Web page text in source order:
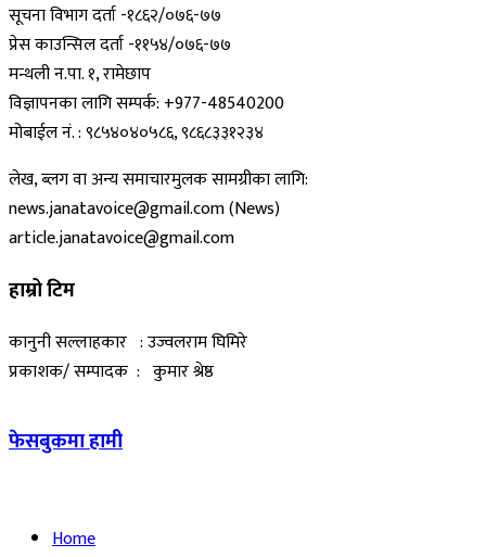
सूचना विभाग दर्ता -१८६२/०७६-७७
प्रेस काउन्सिल दर्ता -११५४/०७६-७७
मन्थली न.पा. १, रामेछाप
विज्ञापनका लागि सम्पर्क: +977-48540200
मोबाईल नं. : ९८५४०४०५८६, ९८६८३३१२३४
लेख, ब्लग वा अन्य समाचारमुलक सामग्रीका लागि:
news.janatavoice@gmail.com (News)
article.janatavoice@gmail.com
हाम्रो टिम
कानुनी सल्लाहकार : उज्वलराम घिमिरे
प्रकाशक/ सम्पादक : कुमार श्रेष्ठ
फेसबुकमा हामी
Home